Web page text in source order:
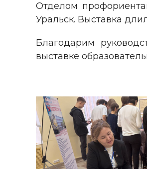
Отделом
Уральск. Выставка
Благодарим
выставке